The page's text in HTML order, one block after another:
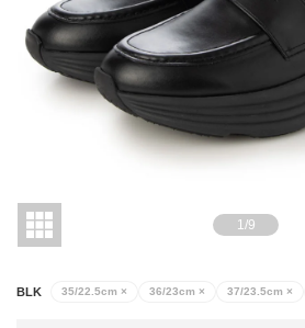
1/9
BLK 35/22.5cm × 36/23cm × 37/23.5cm ×